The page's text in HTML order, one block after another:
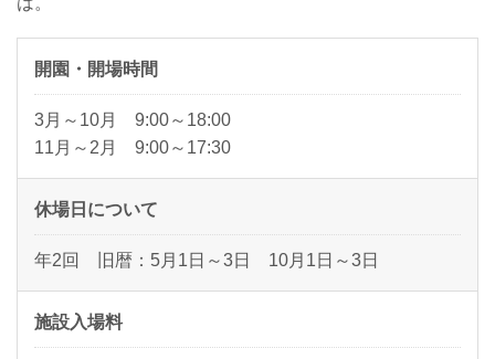
開園・開場時間
3月～10月 9:00～18:00
11月～2月 9:00～17:30
休場日について
年2回 旧暦：5月1日～3日 10月1日～3日
施設入場料